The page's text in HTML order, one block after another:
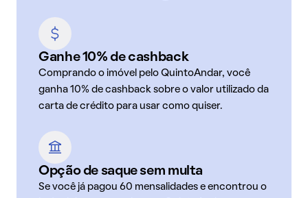
Ganhe 10% de cashback
Comprando o imóvel pelo QuintoAndar, você
ganha 10% de cashback sobre o valor utilizado da
carta de crédito para usar como quiser.
Opção de saque sem multa
Se você já pagou 60 mensalidades e encontrou o